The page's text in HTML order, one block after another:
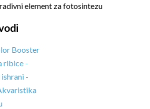
element za fotosintezu